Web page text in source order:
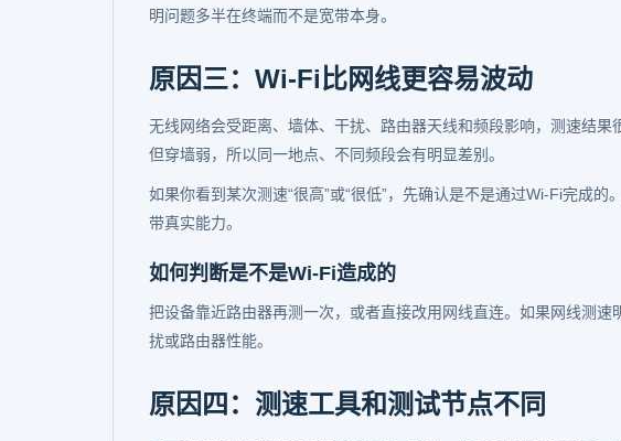
明问题多半在终端而不是宽带本身。
原因三：Wi-Fi比网线更容易波动
无线网络会受距离、墙体、干扰、路由器天线和频段影响，测速结
但穿墙弱，所以同一地点、不同频段会有明显差别。
如果你看到某次测速“很高”或“很低”，先确认是不是通过Wi-Fi完成的。
带真实能力。
如何判断是不是Wi-Fi造成的
把设备靠近路由器再测一次，或者直接改用网线直连。如果网线测
扰或路由器性能。
原因四：测速工具和测试节点不同